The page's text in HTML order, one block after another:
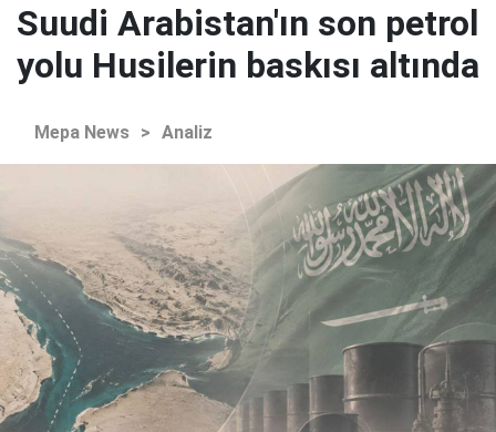
Suudi Arabistan'ın son petrol
yolu Husilerin baskısı altında
Mepa News > Analiz